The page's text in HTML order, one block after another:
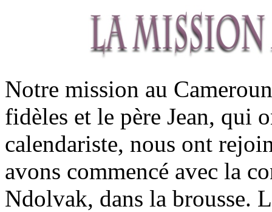
Notre mission au
fidèles et le père Jean, qui
calendariste, nous ont
avons commencé avec la
Ndolvak, dans la brousse.